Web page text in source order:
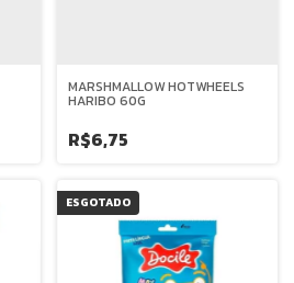
MARSHMALLOW HOTWHEELS
HARIBO 60G
R$6,75
ESGOTADO